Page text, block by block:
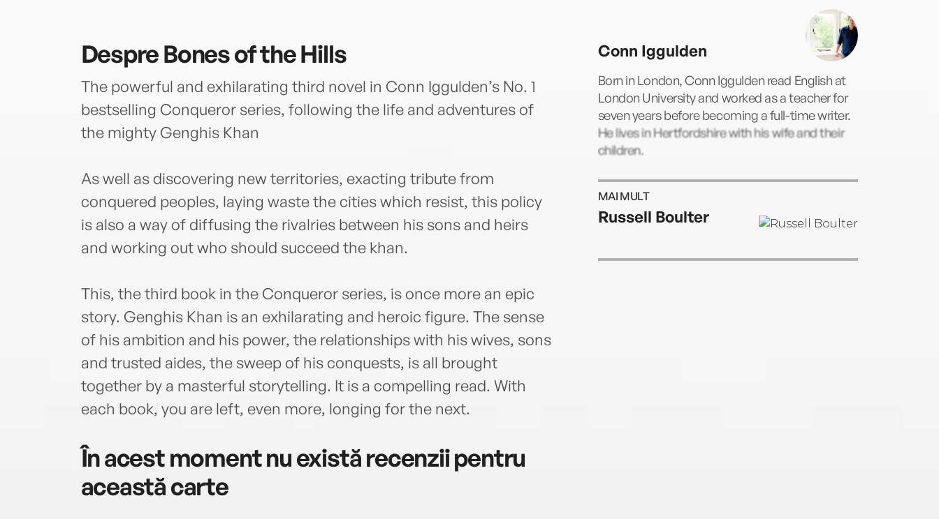
DespreBones of the Hills
The powerful and exhilarating third novel in Conn Iggulden’s No. 1
bestselling Conqueror series, following the life and adventures of
the mighty Genghis Khan
As well as discovering new territories, exacting tribute from
conquered peoples, laying waste the cities which resist, this policy
is also a way of diffusing the rivalries between his sons and heirs
and working out who should succeed the khan.
This, the third book in the Conqueror series, is once more an epic
story. Genghis Khan is an exhilarating and heroic figure. The sense
of his ambition and his power, the relationships with his wives, sons
and trusted aides, the sweep of his conquests, is all brought
together by a masterful storytelling. It is a compelling read. With
each book, you are left, even more, longing for the next.
În acest moment nu există recenzii pentru
această carte
Conn Iggulden
Born in London, Conn Iggulden read English at
London University and worked as a teacher for
seven years before becoming a full-time writer.
He lives in Hertfordshire with his wife and their
children.
MAI MULT
Russell Boulter